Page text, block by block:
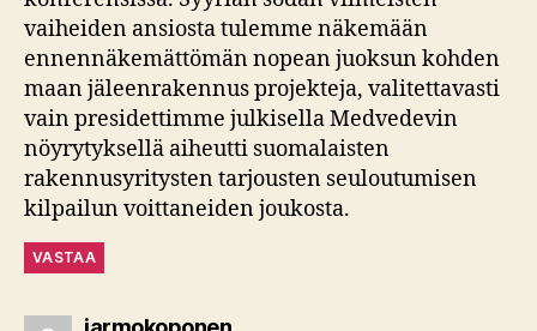
vaiheiden ansiosta tulemme näkemään
ennennäkemättömän nopean juoksun kohden
maan jäleenrakennus projekteja, valitettavasti
vain presidettimme julkisella Medvedevin
nöyrytyksellä aiheutti suomalaisten
rakennusyritysten tarjousten seuloutumisen
kilpailun voittaneiden joukosta.
VASTAA